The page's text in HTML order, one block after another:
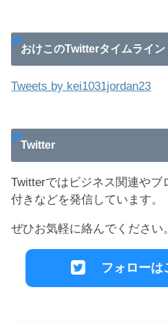
おけこ
転職や副業をフル活用する次
スケットボール、ファッショ